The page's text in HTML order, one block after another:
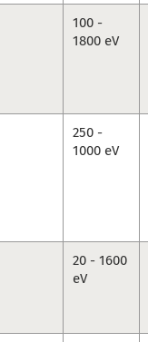
100 -
1800 eV
250 -
1000 eV
20 - 1600
eV